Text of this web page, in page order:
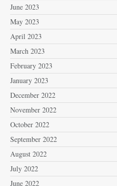
June 2023
May 2023
April 2023
March 2023
February 2023
January 2023
December 2022
November 2022
October 2022
September 2022
August 2022
July 2022
June 2022